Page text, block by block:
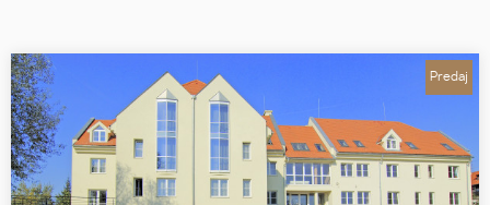
Predaj